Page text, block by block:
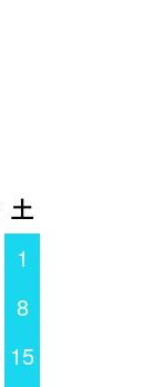
土
1
8
15